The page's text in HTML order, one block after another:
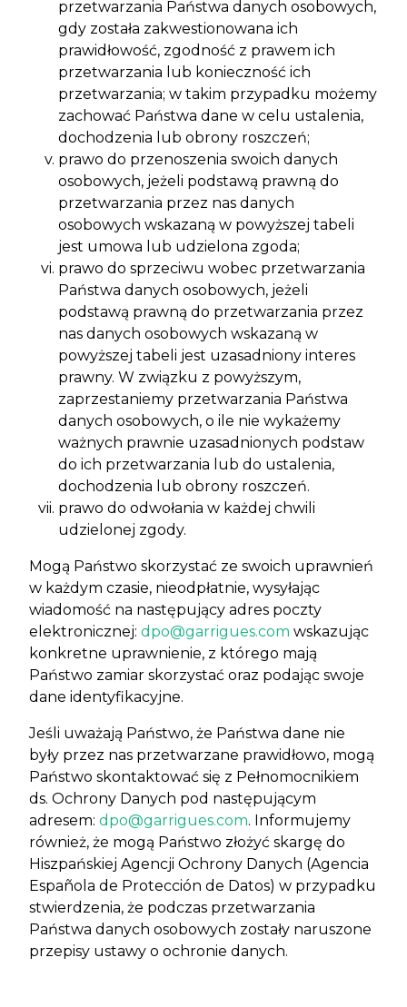
przetwarzania Państwa danych osobowych,
gdy została zakwestionowana ich
prawidłowość, zgodność z prawem ich
przetwarzania lub konieczność ich
przetwarzania; w takim przypadku możemy
zachować Państwa dane w celu ustalenia,
dochodzenia lub obrony roszczeń;
prawo do przenoszenia swoich danych
osobowych, jeżeli podstawą prawną do
przetwarzania przez nas danych
osobowych wskazaną w powyższej tabeli
jest umowa lub udzielona zgoda;
prawo do sprzeciwu wobec przetwarzania
Państwa danych osobowych, jeżeli
podstawą prawną do przetwarzania przez
nas danych osobowych wskazaną w
powyższej tabeli jest uzasadniony interes
prawny. W związku z powyższym,
zaprzestaniemy przetwarzania Państwa
danych osobowych, o ile nie wykażemy
ważnych prawnie uzasadnionych podstaw
do ich przetwarzania lub do ustalenia,
dochodzenia lub obrony roszczeń.
prawo do odwołania w każdej chwili
udzielonej zgody.
Mogą Państwo skorzystać ze swoich uprawnień
w każdym czasie, nieodpłatnie, wysyłając
wiadomość na następujący adres poczty
elektronicznej: dpo@garrigues.com wskazując
konkretne uprawnienie, z którego mają
Państwo zamiar skorzystać oraz podając swoje
dane identyfikacyjne.
Jeśli uważają Państwo, że Państwa dane nie
były przez nas przetwarzane prawidłowo, mogą
Państwo skontaktować się z Pełnomocnikiem
ds. Ochrony Danych pod następującym
adresem: dpo@garrigues.com. Informujemy
również, że mogą Państwo złożyć skargę do
Hiszpańskiej Agencji Ochrony Danych (Agencia
Española de Protección de Datos) w przypadku
stwierdzenia, że podczas przetwarzania
Państwa danych osobowych zostały naruszone
przepisy ustawy o ochronie danych.